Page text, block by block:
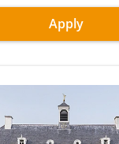
Apply